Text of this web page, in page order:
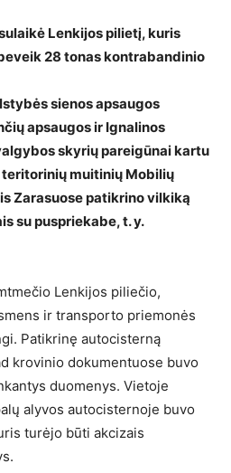
Lenkijos pilietį, kuris
28 tonas kontrabandinio
sienos apsaugos
apsaugos ir Ignalinos
skyrių pareigūnai kartu
teritorinių muitinių Mobilių
Zarasuose patikrino vilkiką
su puspriekabe, t. y.
Lenkijos piliečio,
ir transporto priemonės
Patikrinę autocisterną
krovinio dokumentuose buvo
duomenys. Vietoje
alyvos autocisternoje buvo
turėjo būti akcizais